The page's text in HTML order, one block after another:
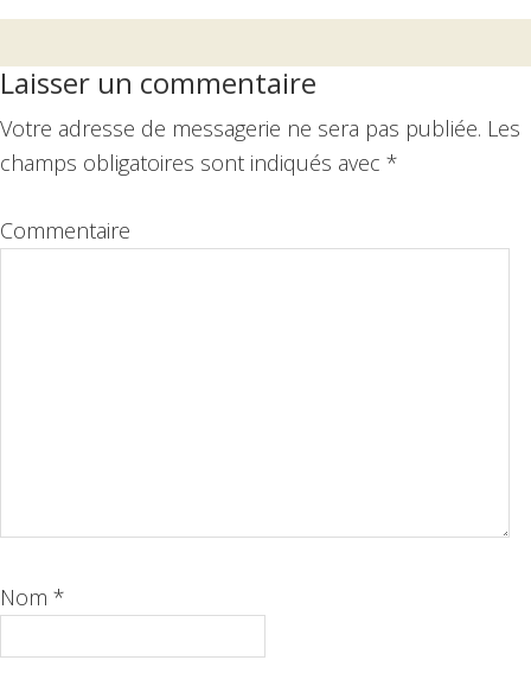
Interactions
du
lecteur
Laisser un commentaire
Votre adresse de messagerie ne sera pas publiée. Les
champs obligatoires sont indiqués avec *
Commentaire
Nom *